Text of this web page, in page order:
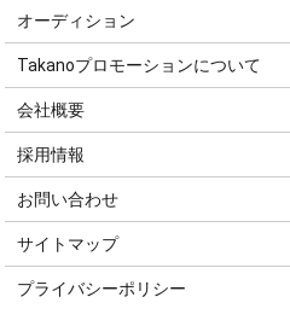
オーディション
Takanoプロモーションについて
会社概要
採用情報
お問い合わせ
サイトマップ
プライバシーポリシー